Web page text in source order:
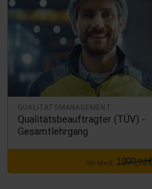
QUALITÄTSMANAGEMENT
Qualitätsbeauftragter (TÜV) -
Gesamtlehrgang
inkl. MwSt. 1999,98